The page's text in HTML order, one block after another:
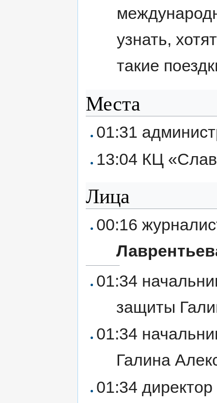
узнать,
такие
Места
01:31
13:04 КЦ
Лица
00:16
01:34
защиты
01:34
Галина
01:34